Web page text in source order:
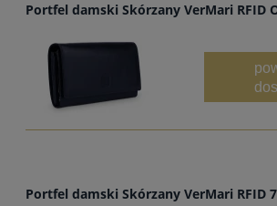
Portfel damski Skórzany VerMari RFID
Portfel damski Skórzany VerMari RFID